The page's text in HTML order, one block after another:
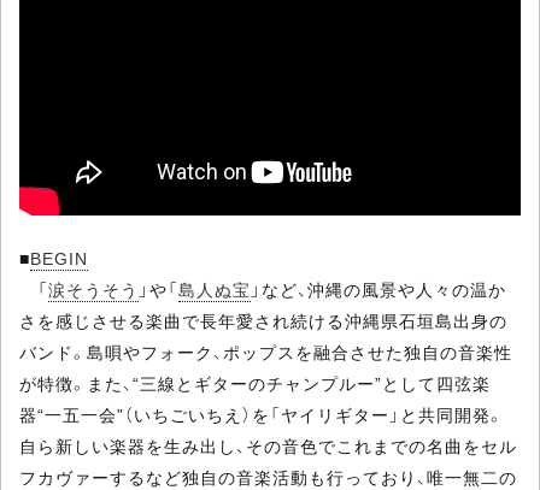
■BEGIN
「涙そうそう 」や「島人ぬ宝 」など、沖縄の風景や人々の温か
さを感じさせる楽曲で長年愛され続ける沖縄県石垣島出身の
バンド。島唄やフォーク、ポップスを融合させた独自の音楽性
が特徴。また、“三線とギターのチャンプルー”として四弦楽
器“一五一会”（いちごいちえ）を「ヤイリギター」と共同開発。
自ら新しい楽器を生み出し、その音色でこれまでの名曲をセル
フカヴァーするなど独自の音楽活動も行っており、唯一無二の